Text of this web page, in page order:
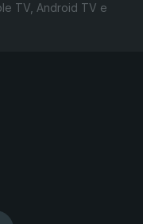
TV, Android TV e